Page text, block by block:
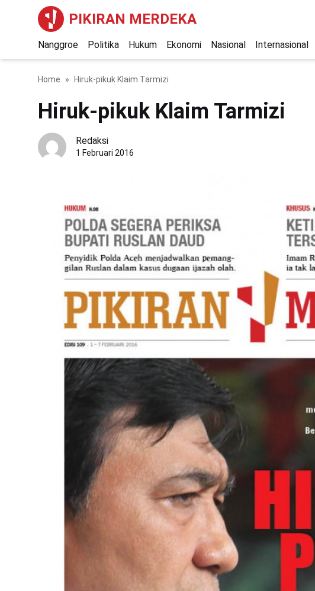
PIKIRAN MERDEKA
Nanggroe Politika Hukum Ekonomi Nasional Internasional
Home Hiruk-pikuk Klaim Tarmizi
Hiruk-pikuk Klaim Tarmizi
Redaksi
1 Februari 2016